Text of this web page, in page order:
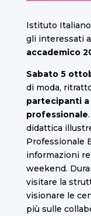
Istituto
gli interessati
accademico
Sabato 5
di moda,
partecipanti
professionale
didattica
Professionale
informazioni
weekend.
visitare la
visionare le
più sulle